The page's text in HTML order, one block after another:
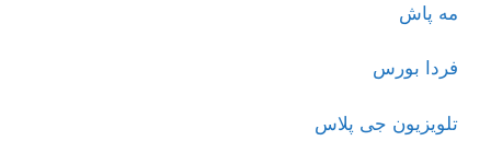
مه پاش
فردا بورس
تلویزیون جی پلاس